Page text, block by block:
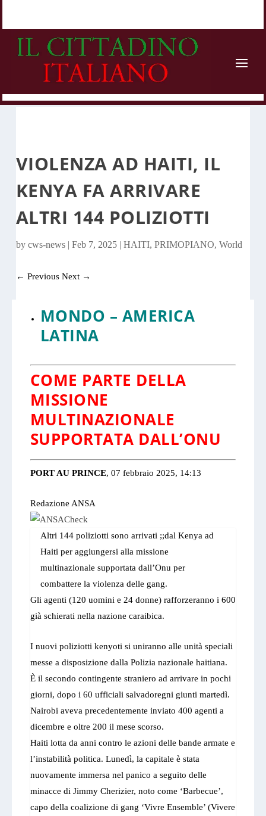
VIOLENZA AD HAITI, IL
KENYA FA ARRIVARE
ALTRI 144 POLIZIOTTI
by cws-news| Feb 7, 2025| HAITI, PRIMOPIANO, World
← Previous Next →
MONDO – AMERICA
LATINA
COME PARTE DELLA
MISSIONE
MULTINAZIONALE
SUPPORTATA DALL’ONU
PORT AU PRINCE, 07 febbraio 2025, 14:13
Redazione ANSA
Altri 144 poliziotti sono arrivati ;;dal Kenya ad
Haiti per aggiungersi alla missione
multinazionale supportata dall’Onu per
combattere la violenza delle gang.
Gli agenti (120 uomini e 24 donne) rafforzeranno i 600
già schierati nella nazione caraibica.
I nuovi poliziotti kenyoti si uniranno alle unità speciali
messe a disposizione dalla Polizia nazionale haitiana.
È il secondo contingente straniero ad arrivare in pochi
giorni, dopo i 60 ufficiali salvadoregni giunti martedì.
Nairobi aveva precedentemente inviato 400 agenti a
dicembre e oltre 200 il mese scorso.
Haiti lotta da anni contro le azioni delle bande armate e
l’instabilità politica. Lunedì, la capitale è stata
nuovamente immersa nel panico a seguito delle
minacce di Jimmy Cherizier, noto come ‘Barbecue’,
capo della coalizione di gang ‘Vivre Ensemble’ (Vivere